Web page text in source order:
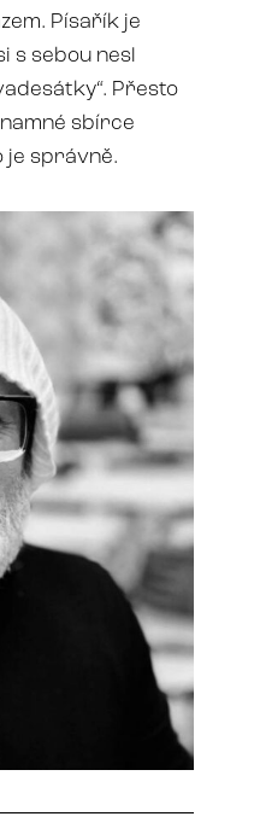
Písařík je
s sebou nesl
Přesto
sbírce
je správně.